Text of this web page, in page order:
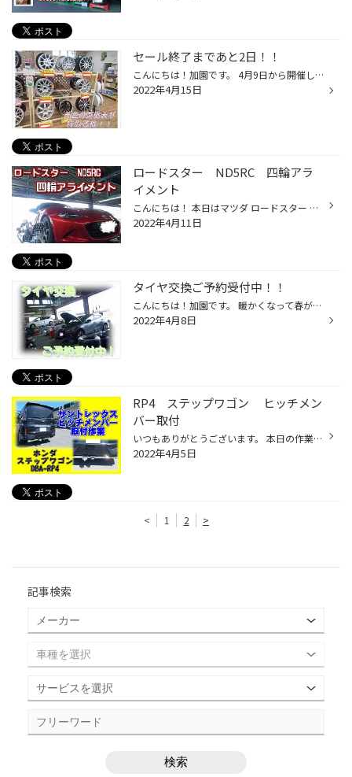
セール終了まであと2日！！
こんにちは！加園です。 4月9日から開催していたセール 17日で終了します。。(>_<) タイヤ用意されていない方はお見積りだけでも お気軽にご来店ください！ そして。。大変お得なホイールもあります！！ お車とあえばラッキー(*'ω'*) 皆様のご来店お待ちしています！ 店舗からのお知らせはこちら！...
2022年4月15日
ロードスター ND5RC 四輪アラ
イメント
こんにちは！ 本日はマツダ ロードスター ND5RC のアライメント風景です。 ご自身で車高調を取り付けたためアライメントを取りたい！ とのことでしたので まずは地上高を確認し違法車高ではないことを立会いのもと確認し入庫！ 真っ赤のロードスター！かっこいいです！！ ロードスターは最大１０か...
2022年4月11日
タイヤ交換ご予約受付中！！
こんにちは！加園です。 暖かくなって春が近づいてきましたね！ そろそろ夏タイヤに交換される方多いと思います！ タイヤ館千歳でもタイヤ交換の予約が 埋まってきています(>_<) 本日もピット満台です！ 予約外のお客様も受け付けていますが 待ち時間が長くなる可能性があります。。 WEBからもご予...
2022年4月8日
RP4 ステップワゴン ヒッチメン
バー取付
いつもありがとうございます。 本日の作業はまたまた・・・・・・ ヒッチメンバーの取付です。。 作業時間は２人で行って３時間ほどです
2022年4月5日
< 1 2 >
記事検索